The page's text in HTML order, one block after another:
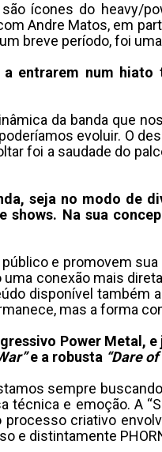
ícones do heavy/
Andre Matos, em
breve período, foi
entrarem num
da banda que
evoluir. O
foi a saudade do
seja no modo de
Na sua
e promovem
conexão mais
disponível também
mas a forma
Power Metal, e
e a robusta “Dare
sempre
e emoção. A
criativo
e distintamente